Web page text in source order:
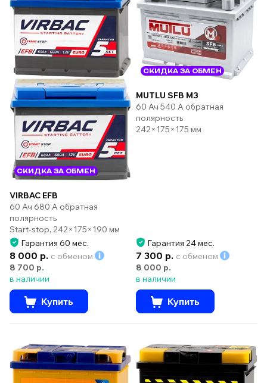
СКИДКА ЗА ОБМЕН
VIRBAC EFB
60 Ач 680 А обратная
полярность
Start-stop, 242×175×190 мм
Гарантия 60 мес.
8 000 р. с обменом
8 700 р.
в наличии
Купить
СКИДКА ЗА ОБМЕН
MUTLU SFB M3
60 Ач 540 А обратная
полярность
242×175×175 мм
Гарантия 24 мес.
7 300 р. с обменом
8 000 р.
в наличии
Купить